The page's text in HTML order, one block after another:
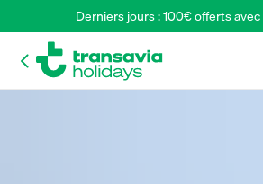
Derniers jours : 100€ offerts avec